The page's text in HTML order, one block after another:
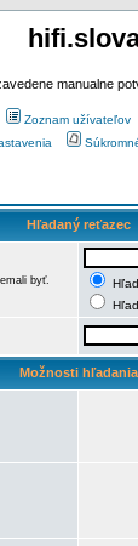
manualne
Zoznam užívateľov
Hľadaný reťazec
byť.
Možnosti hľadania